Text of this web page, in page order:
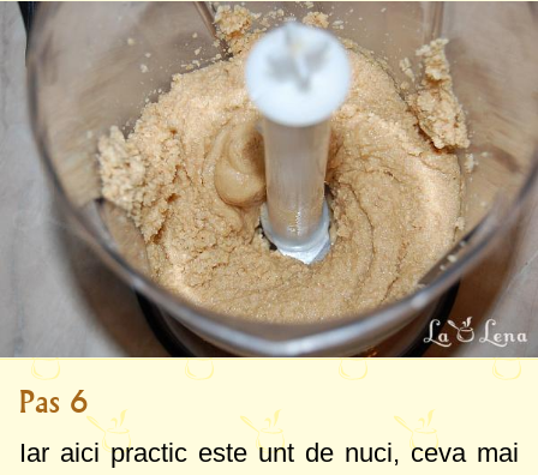
Pas 6
Iar aici practic este unt de nuci, ceva mai